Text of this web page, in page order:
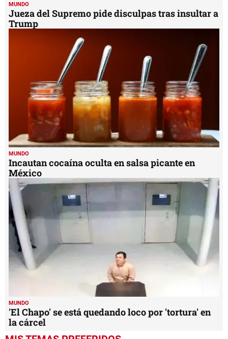
MUNDO
Jueza del Supremo pide disculpas tras insultar a
Trump
MUNDO
Incautan cocaína oculta en salsa picante en
México
MUNDO
'El Chapo' se está quedando loco por 'tortura' en
la cárcel